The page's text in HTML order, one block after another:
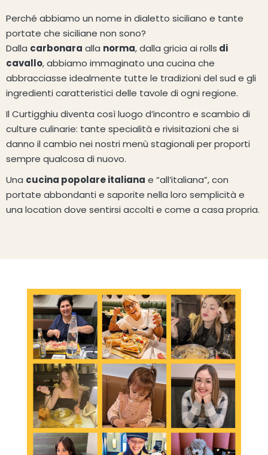
Perché abbiamo un nome in dialetto siciliano e tante
portate che siciliane non sono?
Dalla carbonara alla norma, dalla gricia ai rolls di
cavallo, abbiamo immaginato una cucina che
abbracciasse idealmente tutte le tradizioni del sud e gli
ingredienti caratteristici delle tavole di ogni regione.
Il Curtigghiu diventa così luogo d’incontro e scambio di
culture culinarie: tante specialità e rivisitazioni che si
danno il cambio nei nostri menù stagionali per proporti
sempre qualcosa di nuovo.
Una cucina popolare italiana e “all’italiana”, con
portate abbondanti e saporite nella loro semplicità e
una location dove sentirsi accolti e come a casa propria.